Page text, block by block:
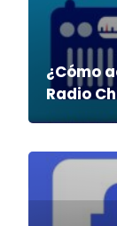
¿Cómo
Radio